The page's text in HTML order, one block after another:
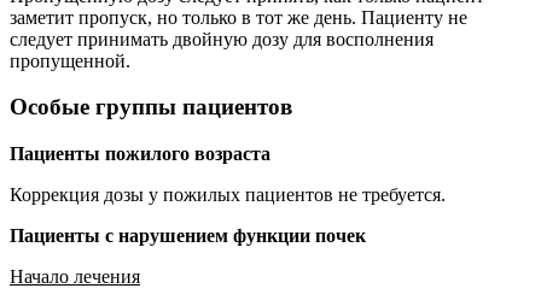
заметит пропуск, но только в тот же день. Пациенту не
следует принимать двойную дозу для восполнения
пропущенной.
Особые группы пациентов
Пациенты пожилого возраста
Коррекция дозы у пожилых пациентов не требуется.
Пациенты с нарушением функции почек
Начало лечения